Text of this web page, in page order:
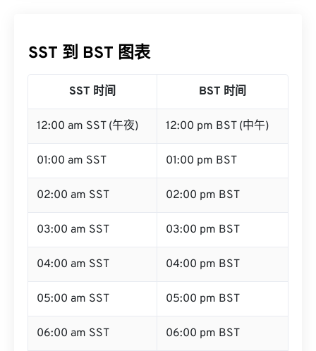
SST 到 BST 图表
SST 时间 BST 时间
12:00 am SST (午夜) 12:00 pm BST (中午)
01:00 am SST 01:00 pm BST
02:00 am SST 02:00 pm BST
03:00 am SST 03:00 pm BST
04:00 am SST 04:00 pm BST
05:00 am SST 05:00 pm BST
06:00 am SST 06:00 pm BST